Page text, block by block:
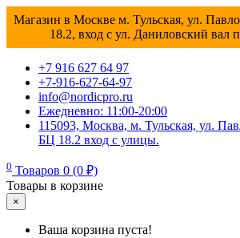
Магазин в Москве м. Тульская, ул.
18.2, вход с ул. Даниловский вал
+7 916 627 64 97
+7-916-627-64-97
info@nordicpro.ru
Ежедневно: 11:00-20:00
115093, Москва, м. Тульская, ул.
БЦ 18.2 вход с улицы.
0 Товаров 0 (0 ₽)
Товары в корзине
×
Ваша корзина пуста!